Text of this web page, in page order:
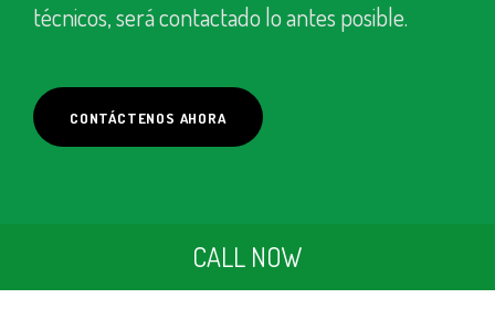
técnicos, será contactado lo antes posible.
CONTÁCTENOS AHORA
CALL NOW